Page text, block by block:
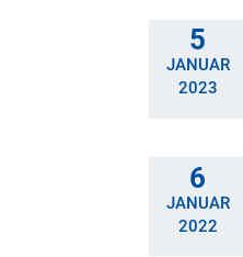
5
JANUAR
2023
6
JANUAR
2022